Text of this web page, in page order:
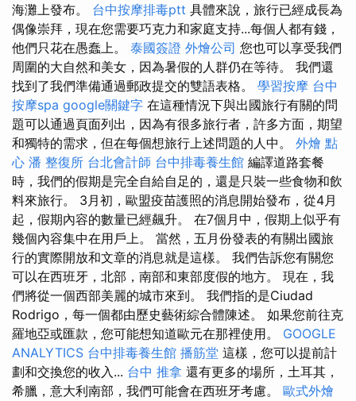
海灘上發布。 台中按摩排毒ptt 具體來說，旅行已經成長為
偶像崇拜，現在您需要巧克力和家庭支持...每個人都有錢，
他們只花在愚蠢上。 泰國簽證 外燴公司 您也可以享受我們
周圍的大自然和美女，因為暑假的人群仍在等待。 我們還
找到了我們準備通過郵政提交的雙語表格。 學習按摩 台中
按摩spa google關鍵字 在這種情況下與出國旅行有關的問
題可以通過頁面列出，因為有很多旅行者，許多方面，期望
和獨特的需求，但在每個想旅行上述問題的人中。 外燴 點
心 潘 整復所 台北會計師 台中排毒養生館 編譯道路套餐
時，我們的假期是完全自給自足的，還是只裝一些食物和飲
料來旅行。 3月初，歐盟疫苗護照的消息開始發布，從4月
起，假期內容的數量已經飆升。 在7個月中，假期上似乎有
幾個內容集中在用戶上。 當然，五月份發表的有關出國旅
行的實際開放和文章的消息就是這樣。 我們告訴您有關您
可以在西班牙，北部，南部和東部度假的地方。 現在，我
們將從一個西部美麗的城市來到。 我們指的是Ciudad
Rodrigo，每一個都由歷史藝術綜合體陳述。 如果您前往克
羅地亞或匯款，您可能想知道歐元在那裡使用。 GOOGLE
ANALYTICS 台中排毒養生館 播筋堂 這樣，您可以提前計
劃和交換您的收入... 台中 推拿 還有更多的場所，土耳其，
希臘，意大利南部，我們可能會在西班牙考慮。 歐式外燴